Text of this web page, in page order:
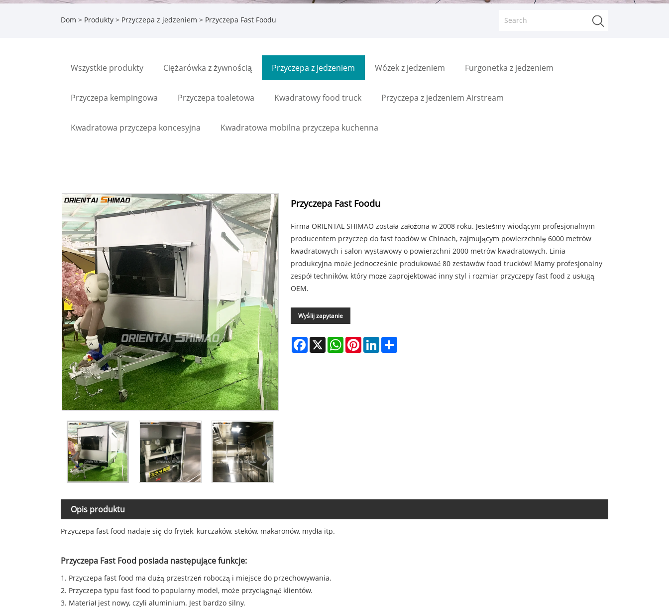
Dom > Produkty > Przyczepa z jedzeniem > Przyczepa Fast Foodu
Wszystkie produkty Ciężarówka z żywnością Przyczepa z jedzeniem Wózek z jedzeniem Furgonetka z jedzeniem
Przyczepa kempingowa Przyczepa toaletowa Kwadratowy food truck Przyczepa z jedzeniem Airstream
Kwadratowa przyczepa koncesyjna Kwadratowa mobilna przyczepa kuchenna
Przyczepa Fast Foodu
Firma ORIENTAL SHIMAO została założona w 2008 roku. Jesteśmy wiodącym profesjonalnym
producentem przyczep do fast foodów w Chinach, zajmującym powierzchnię 6000 metrów
kwadratowych i salon wystawowy o powierzchni 2000 metrów kwadratowych. Linia
produkcyjna może jednocześnie produkować 80 zestawów food trucków! Mamy profesjonalny
zespół techników, który może zaprojektować inny styl i rozmiar przyczepy fast food z usługą
OEM.
Wyślij zapytanie
Facebook
X WhatsAppPinterestLinkedIn
Opis produktu
Przyczepa fast food nadaje się do frytek, kurczaków, steków, makaronów, mydła itp.
Przyczepa Fast Food posiada następujące funkcje:
1. Przyczepa fast food ma dużą przestrzeń roboczą i miejsce do przechowywania.
2. Przyczepa typu fast food to popularny model, może przyciągnąć klientów.
3. Materiał jest nowy, czyli aluminium. Jest bardzo silny.